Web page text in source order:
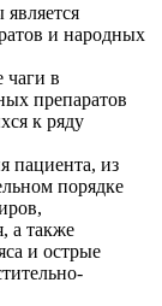
и народных
чаги в
препаратов
к ряду
пациента, из
порядке
а также
и острые